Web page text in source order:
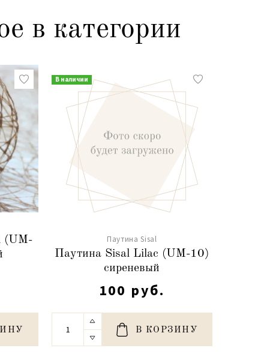
в категории
(UM-
В наличии
Паутина Sisal
Паутина Sisal Lilac (UM-10)
сиреневый
100 руб.
В КОРЗИНУ